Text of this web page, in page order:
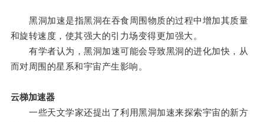
黑洞加速是指黑洞在吞食周围物质的过程中增加其质量
和旋转速度，使其强大的引力场变得更加强大。
有学者认为，黑洞加速可能会导致黑洞的进化加快，从
而对周围的星系和宇宙产生影响。
云梯加速器
一些天文学家还提出了利用黑洞加速来探索宇宙的新方